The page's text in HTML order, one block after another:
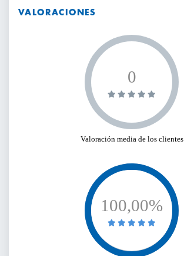
VALORACIONES
0
Valoración media de los clientes
100,00%